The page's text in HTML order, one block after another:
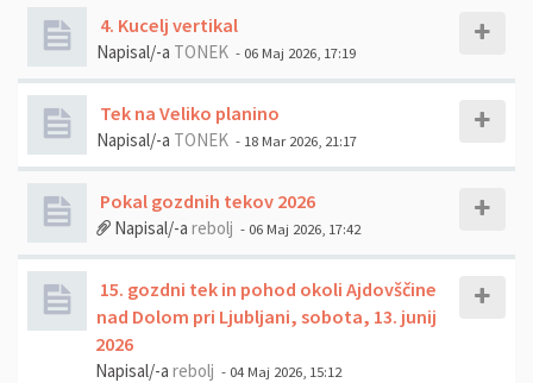
4. Kucelj vertikal
Napisal/-a TONEK - 06 Maj 2026, 17:19
Tek na Veliko planino
Napisal/-a TONEK - 18 Mar 2026, 21:17
Pokal gozdnih tekov 2026
Napisal/-a rebolj - 06 Maj 2026, 17:42
15. gozdni tek in pohod okoli Ajdovščine
nad Dolom pri Ljubljani, sobota, 13. junij
2026
Napisal/-a rebolj - 04 Maj 2026, 15:12